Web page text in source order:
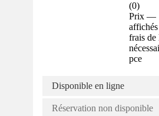
(0)
Prix —
frais de
pce
Disponible en ligne
Réservation non disponible